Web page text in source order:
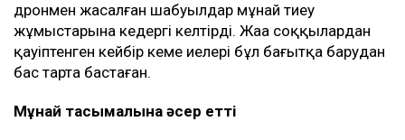
дронмен жасалған шабуылдар мұнай тиеу
жұмыстарына кедергі келтірді. Жаңа соққылардан
қауіптенген кейбір кеме иелері бұл бағытқа барудан
бас тарта бастаған.
Мұнай тасымалына әсер етті